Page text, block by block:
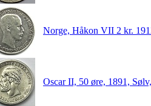
Norge, Håkon VII 2 kr.
Oscar II, 50 øre, 1891,